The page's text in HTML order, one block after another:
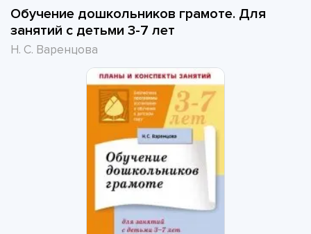
Обучение дошкольников грамоте. Для
занятий с детьми 3-7 лет
Н. С. Варенцова